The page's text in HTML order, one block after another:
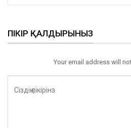
ПІКІР ҚАЛДЫРЫНЫЗ
Your email address will